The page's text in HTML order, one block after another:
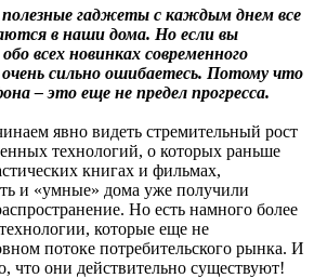
гаджеты с каждым днем все
в наши дома. Но если вы
всех новинках современного
сильно ошибаетесь. Потому что
– это еще не предел прогресса.
явно видеть стремительный рост
технологий, о которых раньше
книгах и фильмах,
и «умные» дома уже получили
Но есть намного более
которые еще не
потоке потребительского рынка. И
что они действительно существуют!